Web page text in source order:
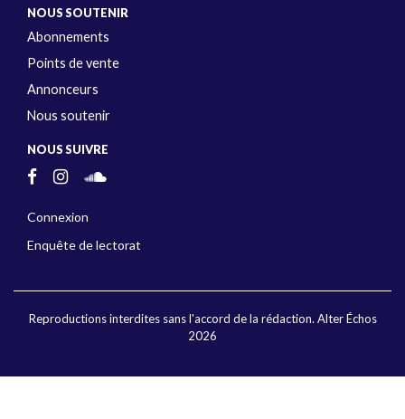
NOUS SOUTENIR
Abonnements
Points de vente
Annonceurs
Nous soutenir
NOUS SUIVRE
Connexion
Enquête de lectorat
Reproductions interdites sans l'accord de la rédaction. Alter Échos
2026